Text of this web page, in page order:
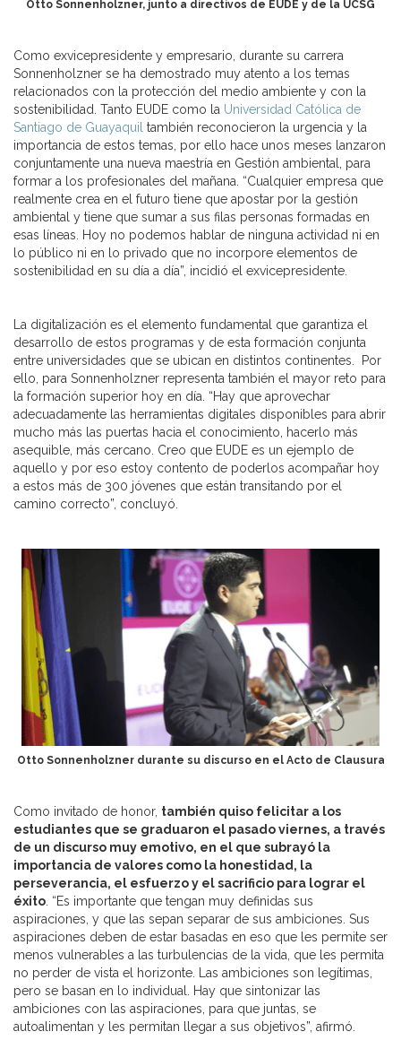
Otto Sonnenholzner, junto a directivos de EUDE y de la UCSG
Como exvicepresidente y empresario, durante su carrera
Sonnenholzner se ha demostrado muy atento a los temas
relacionados con la protección del medio ambiente y con la
sostenibilidad. Tanto EUDE como la Universidad Católica de
Santiago de Guayaquil también reconocieron la urgencia y la
importancia de estos temas, por ello hace unos meses lanzaron
conjuntamente una nueva maestría en Gestión ambiental, para
formar a los profesionales del mañana. “Cualquier empresa que
realmente crea en el futuro tiene que apostar por la gestión
ambiental y tiene que sumar a sus filas personas formadas en
esas líneas. Hoy no podemos hablar de ninguna actividad ni en
lo público ni en lo privado que no incorpore elementos de
sostenibilidad en su día a día”, incidió el exvicepresidente.
La digitalización es el elemento fundamental que garantiza el
desarrollo de estos programas y de esta formación conjunta
entre universidades que se ubican en distintos continentes. Por
ello, para Sonnenholzner representa también el mayor reto para
la formación superior hoy en día. “Hay que aprovechar
adecuadamente las herramientas digitales disponibles para abrir
mucho más las puertas hacia el conocimiento, hacerlo más
asequible, más cercano. Creo que EUDE es un ejemplo de
aquello y por eso estoy contento de poderlos acompañar hoy
a estos más de 300 jóvenes que están transitando por el
camino correcto”, concluyó.
Otto Sonnenholzner durante su discurso en el Acto de Clausura
Como invitado de honor, también quiso felicitar a los
estudiantes que se graduaron el pasado viernes, a través
de un discurso muy emotivo, en el que subrayó la
importancia de valores como la honestidad, la
perseverancia, el esfuerzo y el sacrificio para lograr el
éxito . “Es importante que tengan muy definidas sus
aspiraciones, y que las sepan separar de sus ambiciones. Sus
aspiraciones deben de estar basadas en eso que les permite ser
menos vulnerables a las turbulencias de la vida, que les permita
no perder de vista el horizonte. Las ambiciones son legítimas,
pero se basan en lo individual. Hay que sintonizar las
ambiciones con las aspiraciones, para que juntas, se
autoalimentan y les permitan llegar a sus objetivos”, afirmó.